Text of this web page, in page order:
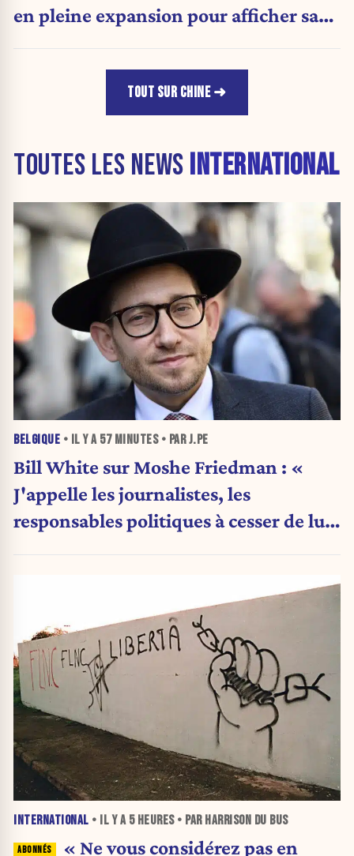
en pleine expansion pour afficher sa
TOUT SUR CHINE
TOUTES LES NEWS INTERNATIONAL
BELGIQUE • IL Y A 57 MINUTES• PAR J.PE
Bill White sur Moshe Friedman : «
J'appelle les journalistes, les
responsables politiques à cesser de lui
INTERNATIONAL • IL Y A 5 HEURES• PAR HARRISON DU BUS
« Ne vous considérez pas en